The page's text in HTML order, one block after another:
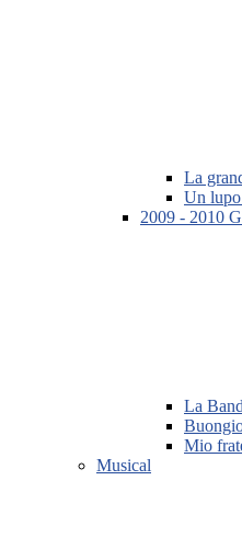
La
Un lupo
2009 - 2010
La
Mio
Musical